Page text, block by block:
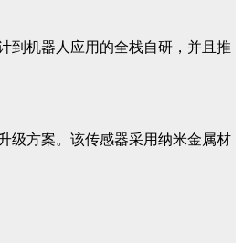
到机器人应用的全栈自研，并且推
级方案。该传感器采用纳米金属材